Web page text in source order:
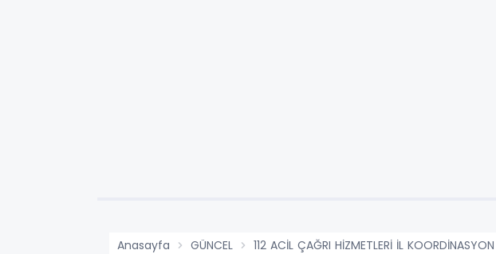
Anasayfa GÜNCEL 112 ACİL ÇAĞRI HİZMETLERİ İL